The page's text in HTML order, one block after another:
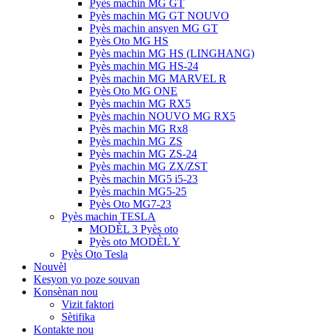
Pyès machin MG GT
Pyès machin MG GT NOUVO
Pyès machin ansyen MG GT
Pyès Oto MG HS
Pyès machin MG HS (LINGHANG)
Pyès machin MG HS-24
Pyès machin MG MARVEL R
Pyès Oto MG ONE
Pyès machin MG RX5
Pyès machin NOUVO MG RX5
Pyès machin MG Rx8
Pyès machin MG ZS
Pyès machin MG ZS-24
Pyès machin MG ZX/ZST
Pyès machin MG5 i5-23
Pyès machin MG5-25
Pyès Oto MG7-23
Pyès machin TESLA
MODÈL 3 Pyès oto
Pyès oto MODÈL Y
Pyès Oto Tesla
Nouvèl
Kesyon yo poze souvan
Konsènan nou
Vizit faktori
Sètifika
Kontakte nou